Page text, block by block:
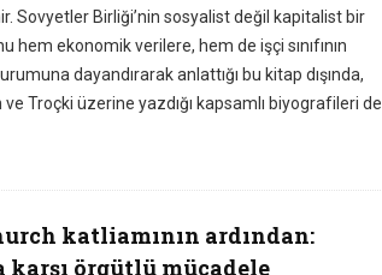
Sovyetler Birliği’nin sosyalist değil kapitalist bir
hem ekonomik verilere, hem de işçi sınıfının
dayandırarak anlattığı bu kitap dışında,
Troçki üzerine yazdığı kapsamlı biyografileri de
katliamının ardından:
karşı örgütlü mücadele